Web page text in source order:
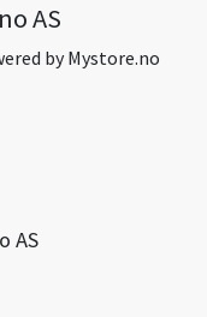
AS
byMystore.no
AS